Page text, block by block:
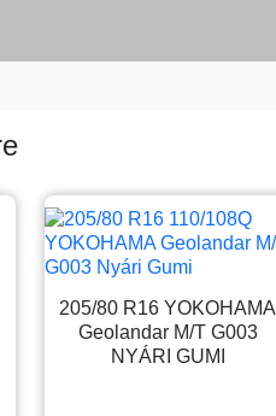
205/80 R16 YOKOHAMA
Geolandar M/T G003
NYÁRI GUMI